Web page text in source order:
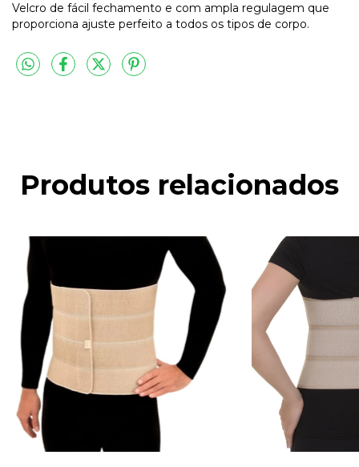
Velcro de fácil fechamento e com ampla regulagem que
proporciona ajuste perfeito a todos os tipos de corpo.
Produtos relacionados